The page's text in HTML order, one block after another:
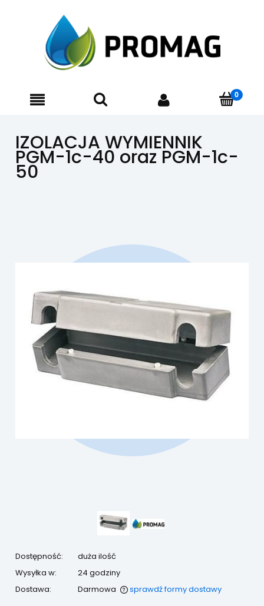
IZOLACJA WYMIENNIK
PGM-1c-40 oraz PGM-1c-
50
Dostępność:
duża ilość
Wysyłka w:
24 godziny
Dostawa:
Darmowa
sprawdź formy dostawy